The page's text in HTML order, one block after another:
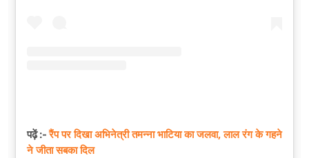
पढ़ें :-रैंप पर दिखा अभिनेत्री तमन्ना भाटिया का जलवा, लाल रंग के गहने
ने जीता सबका दिल